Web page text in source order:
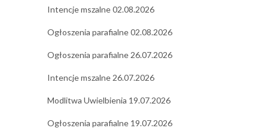
Intencje mszalne 02.08.2026
Ogłoszenia parafialne 02.08.2026
Ogłoszenia parafialne 26.07.2026
Intencje mszalne 26.07.2026
Modlitwa Uwielbienia 19.07.2026
Ogłoszenia parafialne 19.07.2026